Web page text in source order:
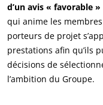
d’un avis « favorable
qui anime les membres
porteurs de projet
prestations afin qu’ils
décisions de
l’ambition du Groupe.